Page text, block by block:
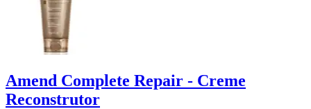
Amend Complete Repair - Creme
Reconstrutor